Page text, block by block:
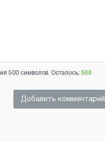
500 символов. Осталось: 500
Добавить комментарий